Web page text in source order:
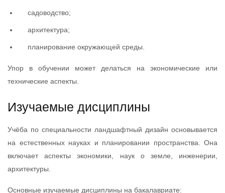
садоводство;
архитектура;
планирование окружающей среды.
Упор в обучении может делаться на экономические или
технические аспекты.
Изучаемые дисциплины
Учёба по специальности ландшафтный дизайн основывается
на естественных науках и планировании пространства. Она
включает аспекты экономики, наук о земле, инженерии,
архитектуры.
Основные изучаемые дисциплины на бакалавриате: